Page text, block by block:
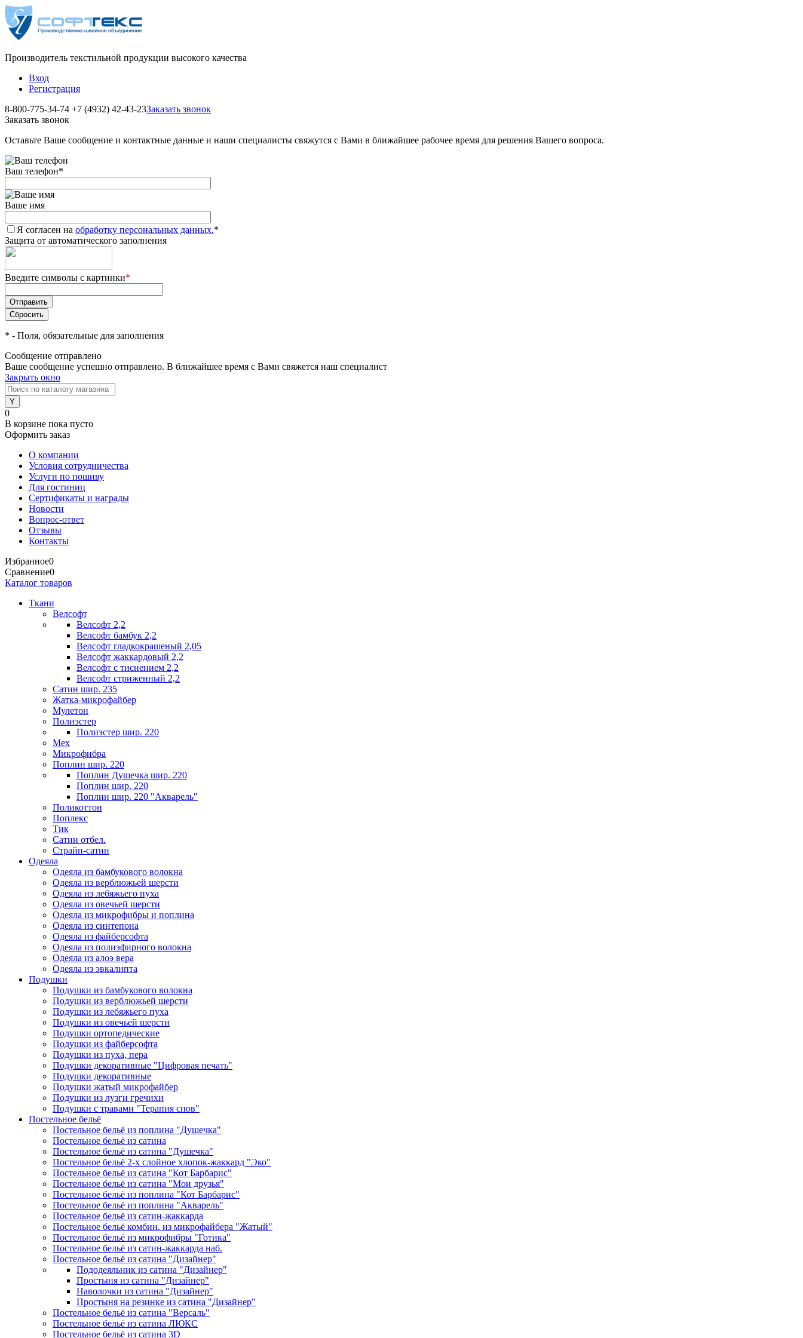
Производитель текстильной продукции высокого качества
Вход
Регистрация
8-800-775-34-74 +7 (4932) 42-43-23Заказать звонок
Заказать звонок
Оставьте Ваше сообщение и контактные данные и наши специалисты свяжутся с Вами в ближайшее рабочее время для решения Вашего вопроса.
Ваш телефон*
Ваше имя
Я согласен на обработку персональных данных.*
Защита от автоматического заполнения
Введите символы с картинки*
* - Поля, обязательные для заполнения
Сообщение отправлено
Ваше сообщение успешно отправлено. В ближайшее время с Вами свяжется наш специалист
Закрыть окно
0
В корзине пока пусто
Оформить заказ
О компании
Условия сотрудничества
Услуги по пошиву
Для гостиниц
Сертификаты и награды
Новости
Вопрос-ответ
Отзывы
Контакты
Избранное0
Сравнение0
Каталог товаров
Ткани
Велсофт
Велсофт 2,2
Велсофт бамбук 2,2
Велсофт гладкокрашеный 2,05
Велсофт жаккардовый 2,2
Велсофт с тиснением 2,2
Велсофт стриженный 2,2
Сатин шир. 235
Жатка-микрофайбер
Мулетон
Полиэстер
Полиэстер шир. 220
Мех
Микрофибра
Поплин шир. 220
Поплин Душечка шир. 220
Поплин шир. 220
Поплин шир. 220 "Акварель"
Поликоттон
Поплекс
Тик
Сатин отбел.
Страйп-сатин
Одеяла
Одеяла из бамбукового волокна
Одеяла из верблюжьей шерсти
Одеяла из лебяжьего пуха
Одеяла из овечьей шерсти
Одеяла из микрофибры и поплина
Одеяла из синтепона
Одеяла из файберсофта
Одеяла из полиэфирного волокна
Одеяла из алоэ вера
Одеяла из эвкалипта
Подушки
Подушки из бамбукового волокна
Подушки из верблюжьей шерсти
Подушки из лебяжьего пуха
Подушки из овечьей шерсти
Подушки ортопедические
Подушки из файберсофта
Подушки из пуха, пера
Подушки декоративные "Цифровая печать"
Подушки декоративные
Подушки жатый микрофайбер
Подушки из лузги гречихи
Подушки с травами "Терапия снов"
Постельное бельё
Постельное бельё из поплина "Душечка"
Постельное бельё из сатина
Постельное бельё из сатина "Душечка"
Постельное бельё 2-х слойное хлопок-жаккард "Эко"
Постельное бельё из сатина "Кот Барбарис"
Постельное бельё из сатина "Мои друзья"
Постельное бельё из поплина "Кот Барбарис"
Постельное бельё из поплина "Акварель"
Постельное бельё из сатин-жаккарда
Постельное бельё комбин. из микрофайбера "Жатый"
Постельное бельё из микрофибры "Готика"
Постельное бельё из сатин-жаккарда наб.
Постельное бельё из сатина "Дизайнер"
Пододеяльник из сатина "Дизайнер"
Простыня из сатина "Дизайнер"
Наволочки из сатина "Дизайнер"
Простыня на резинке из сатина "Дизайнер"
Постельное бельё из сатина "Версаль"
Постельное бельё из сатина ЛЮКС
Постельное бельё из сатина 3D